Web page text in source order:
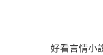
好看言情小